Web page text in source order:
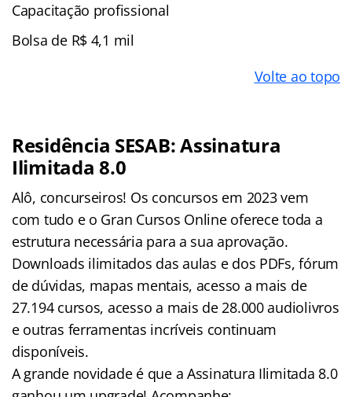
Capacitação profissional
Bolsa de R$ 4,1 mil
Volte ao topo
Residência SESAB:Assinatura
Ilimitada 8.0
Alô, concurseiros! Os concursos em 2023 vem
com tudo e o Gran Cursos Online oferece toda a
estrutura necessária para a sua aprovação.
Downloads ilimitados das aulas e dos PDFs, fórum
de dúvidas, mapas mentais, acesso a mais de
27.194 cursos, acesso a mais de 28.000 audiolivros
e outras ferramentas incríveis continuam
disponíveis.
A grande novidade é que a Assinatura Ilimitada 8.0